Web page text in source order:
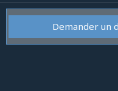
Demander un